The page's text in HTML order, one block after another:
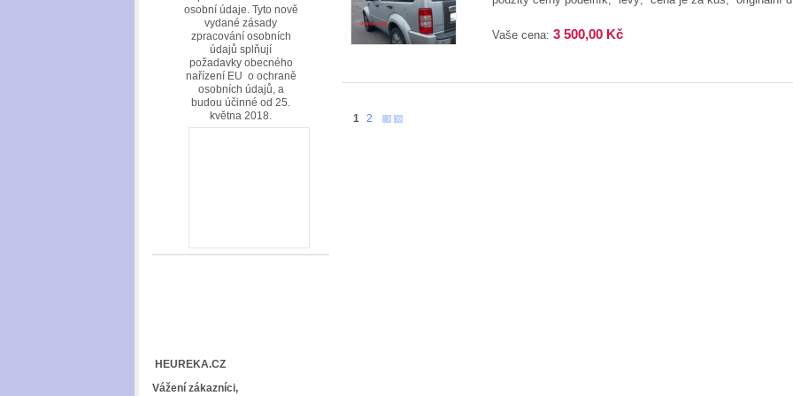
Vaše cena: 3 500,00 Kč
1 2
osobní údaje. Tyto nově
vydané zásady
zpracování osobních
údajů splňují
požadavky obecného
nařízení EU o ochraně
osobních údajů, a
budou účinné od 25.
května 2018.
HEUREKA.CZ
Vážení zákazníci,